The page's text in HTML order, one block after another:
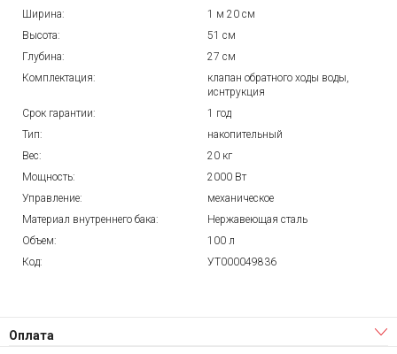
Ширина:
1 м 20 см
Высота:
51 см
Глубина:
27 см
Комплектация:
клапан обратного ходы воды,
иснтрукция
Срок гарантии:
1 год
Тип:
накопительный
Вес:
20 кг
Мощность:
2000 Вт
Управление:
механическое
Материал внутреннего бака:
Нержавеющая сталь
Объем:
100 л
Код:
УТ000049836
Оплата